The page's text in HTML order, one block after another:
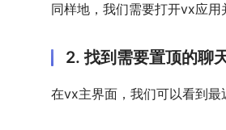
同样地，我们需要打开vx应用
2. 找到需要置顶的聊
在vx主界面，我们可以看到最